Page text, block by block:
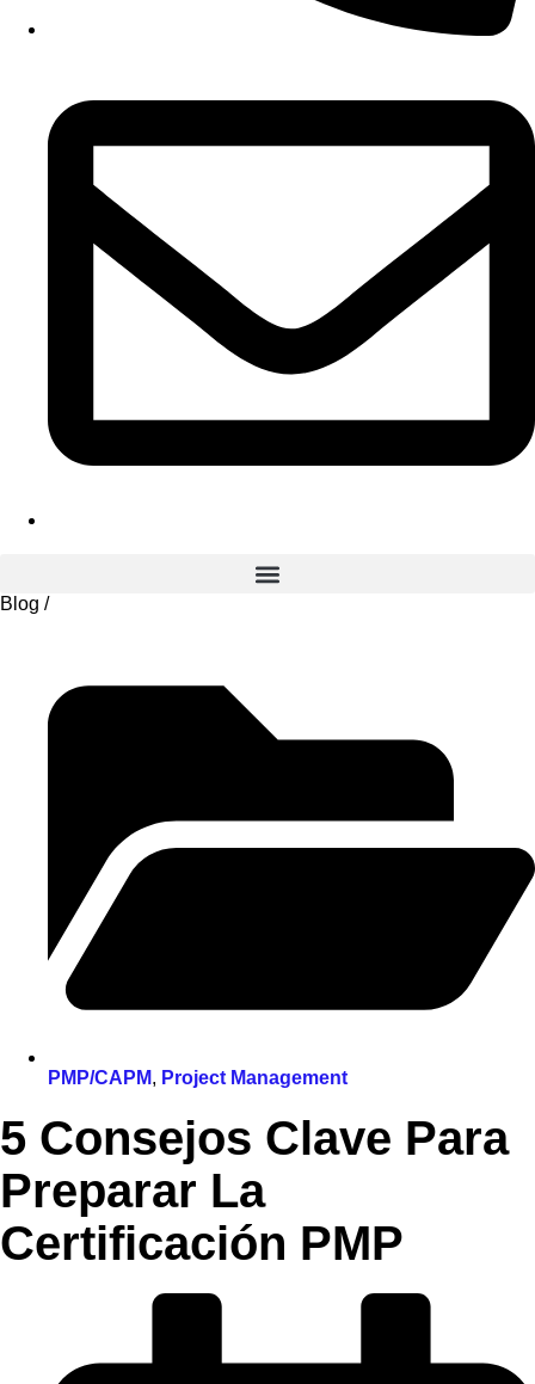
Blog /
PMP/CAPM, Project Management
5 Consejos Clave Para
Preparar La
Certificación PMP